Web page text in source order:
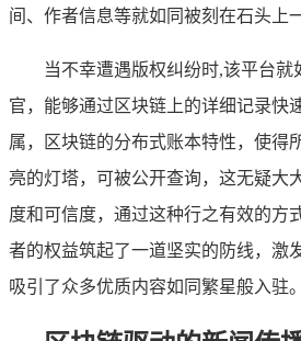
间、作者信息等就如同被刻在石头上
当不幸遭遇版权纠纷时,该平台就
官，能够通过区块链上的详细记录快
属，区块链的分布式账本特性，使得
亮的灯塔，可被公开查询，这无疑大
度和可信度，通过这种行之有效的方
者的权益筑起了一道坚实的防线，激
吸引了众多优质内容如同繁星般入驻。